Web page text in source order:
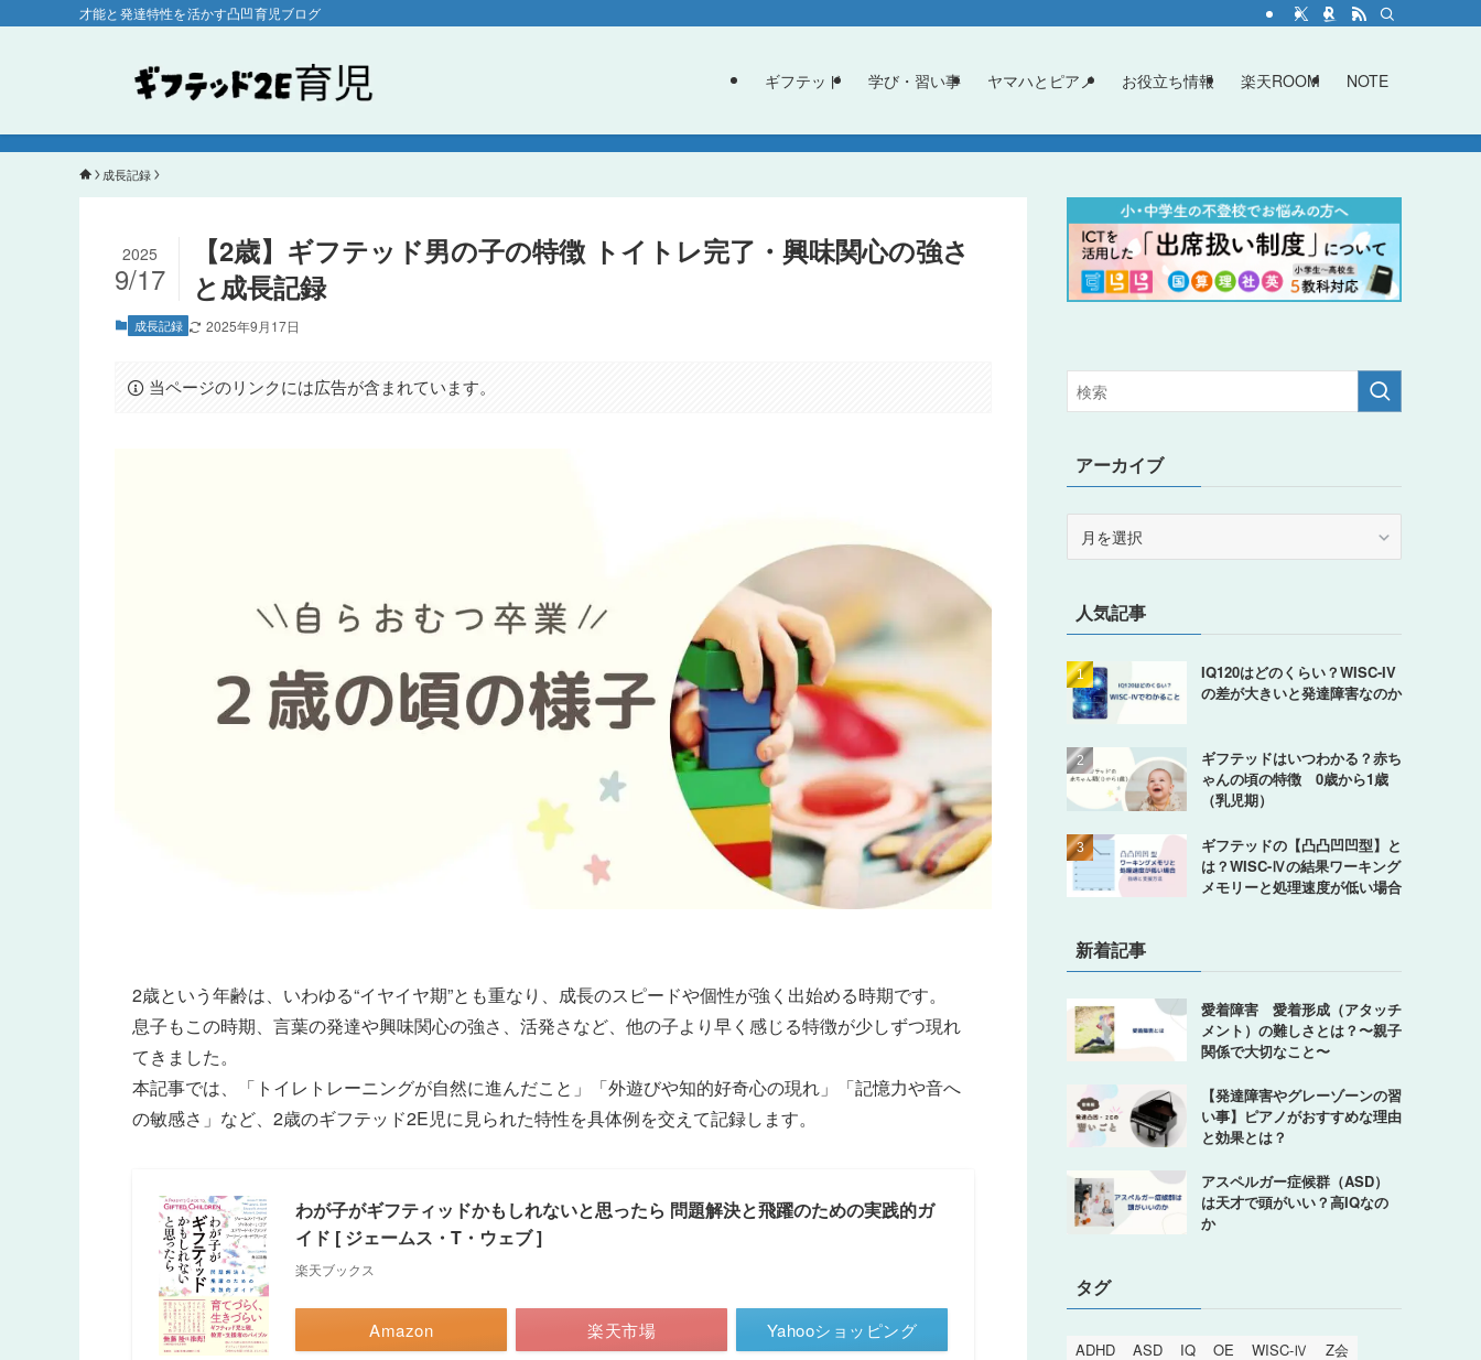
才能と発達特性を活かす凸凹育児ブログ
ギフテッド 学び・習い事 ヤマハとピアノ お役立ち情報 楽天ROOM NOTE
成長記録
【2歳】ギフテッド男の子の特徴 トイトレ完了・興味関心の強さ
と成長記録
2025
9/17
成長記録 2025年9月17日
当ページのリンクには広告が含まれています。
2歳という年齢は、いわゆる“イヤイヤ期”とも重なり、成長のスピードや個性が強く出始める時期です。
息子もこの時期、言葉の発達や興味関心の強さ、活発さなど、他の子より早く感じる特徴が少しずつ現れ
てきました。
本記事では、「トイレトレーニングが自然に進んだこと」「外遊びや知的好奇心の現れ」「記憶力や音へ
の敏感さ」など、2歳のギフテッド2E児に見られた特性を具体例を交えて記録します。
わが子がギフティッドかもしれないと思ったら 問題解決と飛躍のための実践的ガ
イド [ ジェームス・T・ウェブ ]
楽天ブックス
Amazon 楽天市場 Yahooショッピング
アーカイブ
ブ人気記事
IQ120はどのくらい？WISC-IV
の差が大きいと発達障害なのか
ギフテッドはいつわかる？赤ち
ゃんの頃の特徴 0歳から1歳
（乳児期）
ギフテッドの【凸凸凹凹型】と
は？WISC-Ⅳの結果ワーキング
メモリーと処理速度が低い場合
新着記事
愛着障害 愛着形成（アタッチ
メント）の難しさとは？〜親子
関係で大切なこと〜
【発達障害やグレーゾーンの習
い事】ピアノがおすすめな理由
と効果とは？
アスペルガー症候群（ASD）
は天才で頭がいい？高IQなの
か
タグ
ADHD ASD IQ OE WISC-Ⅳ
Z会